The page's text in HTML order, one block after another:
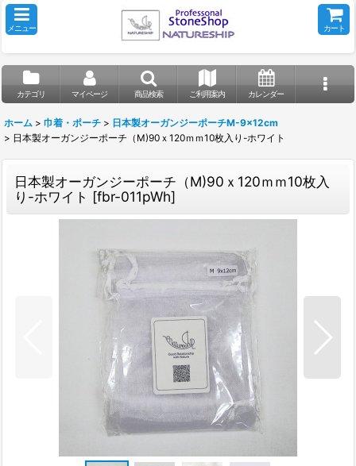
メニュー カート
カテゴリ マイページ 商品検索 ご利用案内 カレンダー
ホーム > 巾着・ポーチ > 日本製オーガンジーポーチM-9x12cm
> 日本製オーガンジーポーチ（M)90ｘ120ｍｍ10枚入り-ホワイト
日本製オーガンジーポーチ（M)90ｘ120ｍｍ10枚入
り-ホワイト [fbr-011pWh]